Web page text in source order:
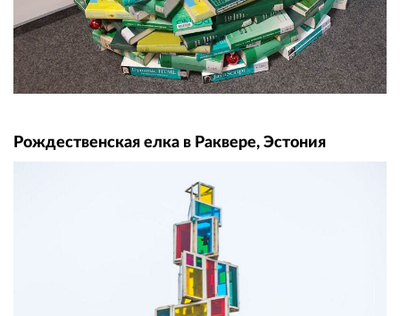
Рождественская елка в Раквере, Эстония